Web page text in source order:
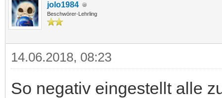
jolo1984
Beschwörer-Lehrling
14.06.2018, 08:23
So negativ eingestellt alle